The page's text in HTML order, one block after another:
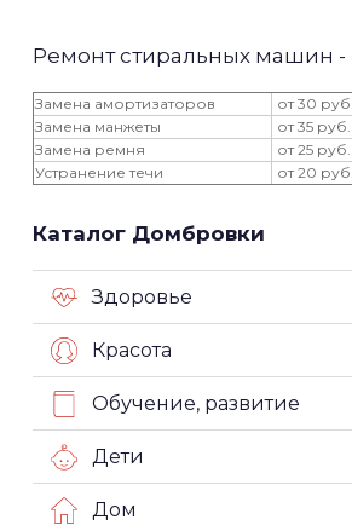
Ремонт стиральных машин
Замена амортизаторов
от 30 руб.
Замена манжеты
от 35 руб.
Замена ремня
от 25 руб.
Устранение течи
от 20 руб.
Каталог Домбровки
Здоровье
Красота
Обучение, развитие
Дети
Дом